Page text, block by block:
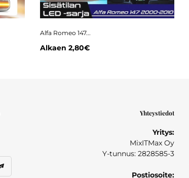
Alfa Romeo 147...
Alkaen 2,80€
Yhteystiedot
Yritys:
MixITMax Oy
Y-tunnus: 2828585-3
Postiosoite: